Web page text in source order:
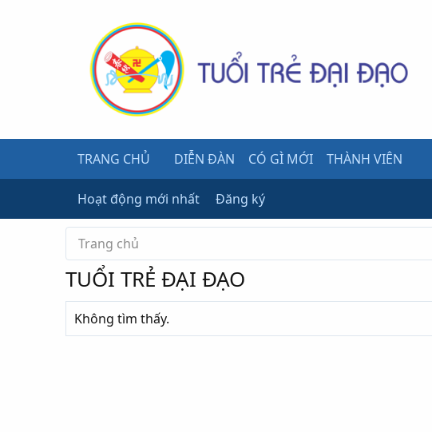
TRANG CHỦ DIỄN ĐÀN CÓ GÌ MỚI THÀNH VIÊN
Hoạt động mới nhất Đăng ký
Trang chủ
TUỔI TRẺ ĐẠI ĐẠO
Không tìm thấy.